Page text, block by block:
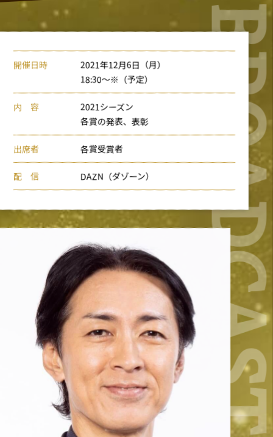
開催日時
2021年12月6日（月）
18:30～※（予定）
内 容
2021シーズン
各賞の発表、表彰
出席者 各賞受賞者
配 信 DAZN（ダゾーン）